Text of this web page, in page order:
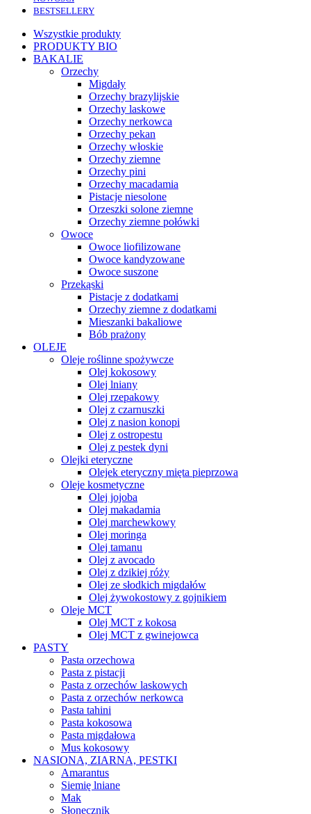
BESTSELLERY
Wszystkie produkty
PRODUKTY BIO
BAKALIE
Orzechy
Migdały
Orzechy brazylijskie
Orzechy laskowe
Orzechy nerkowca
Orzechy pekan
Orzechy włoskie
Orzechy ziemne
Orzechy pini
Orzechy macadamia
Pistacje niesolone
Orzeszki solone ziemne
Orzechy ziemne połówki
Owoce
Owoce liofilizowane
Owoce kandyzowane
Owoce suszone
Przekąski
Pistacje z dodatkami
Orzechy ziemne z dodatkami
Mieszanki bakaliowe
Bób prażony
OLEJE
Oleje roślinne spożywcze
Olej kokosowy
Olej lniany
Olej rzepakowy
Olej z czarnuszki
Olej z nasion konopi
Olej z ostropestu
Olej z pestek dyni
Olejki eteryczne
Olejek eteryczny mięta pieprzowa
Oleje kosmetyczne
Olej jojoba
Olej makadamia
Olej marchewkowy
Olej moringa
Olej tamanu
Olej z avocado
Olej z dzikiej róży
Olej ze słodkich migdałów
Olej żywokostowy z gojnikiem
Oleje MCT
Olej MCT z kokosa
Olej MCT z gwinejowca
PASTY
Pasta orzechowa
Pasta z pistacji
Pasta z orzechów laskowych
Pasta z orzechów nerkowca
Pasta tahini
Pasta kokosowa
Pasta migdałowa
Mus kokosowy
NASIONA, ZIARNA, PESTKI
Amarantus
Siemię lniane
Mak
Słonecznik